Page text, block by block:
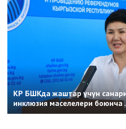
КР БШКда жаштар үчүн
инклюзия маселелери боюнча